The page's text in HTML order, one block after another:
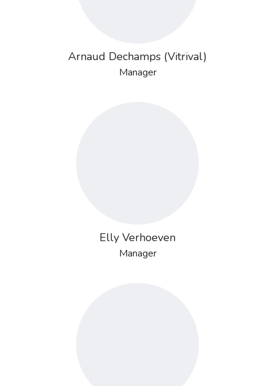
Arnaud Dechamps (Vitrival)
Manager
Elly Verhoeven
Manager